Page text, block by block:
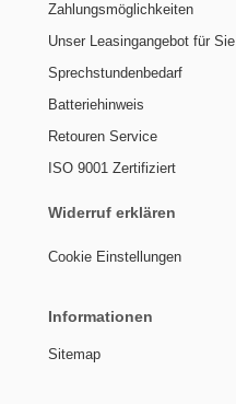
Zahlungsmöglichkeiten
Unser Leasingangebot für Sie
Sprechstundenbedarf
Batteriehinweis
Retouren Service
ISO 9001 Zertifiziert
Widerruf erklären
Cookie Einstellungen
Informationen
Sitemap